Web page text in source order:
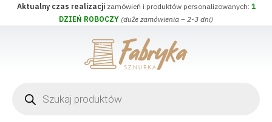
Aktualny czas realizacjizamówień i produktów personalizowanych: 1
DZIEŃ ROBOCZY (duże zamówienia – 2-3 dni)